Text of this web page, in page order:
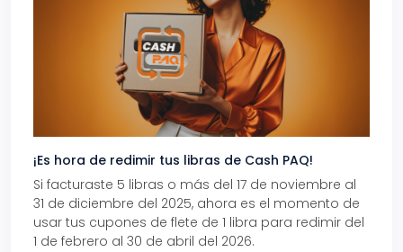
¡Es hora de redimir tus libras de Cash PAQ!
Si facturaste 5 libras o más del 17 de noviembre al
31 de diciembre del 2025, ahora es el momento de
usar tus cupones de flete de 1 libra para redimir del
1 de febrero al 30 de abril del 2026.